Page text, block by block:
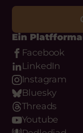
Ein
Facebook
LinkedIn
Instagram
Bluesky
Threads
Youtube